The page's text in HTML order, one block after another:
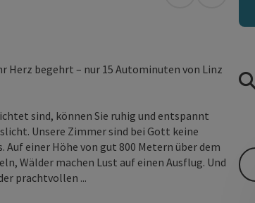
Herz begehrt – nur 15 Autominuten von Linz
sind, können Sie ruhig und entspannt
Unsere Zimmer sind bei Gott keine
einer Höhe von gut 800 Metern über dem
Wälder machen Lust auf einen Ausflug. Und
prachtvollen ...